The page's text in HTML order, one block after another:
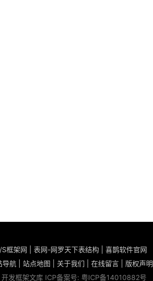
S框架网 表网-网罗天下表结构
喜鹊软件官网
导航 站点地图 关于我们 在线留言
版权声明
发框架文库 ICP备案号: 粤ICP备14010882号